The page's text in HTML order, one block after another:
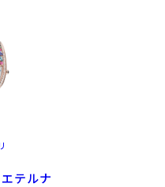
テルナ